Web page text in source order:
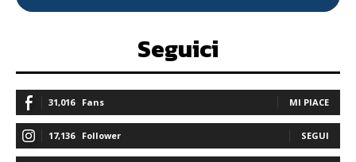
Seguici
31,016 Fans MI PIACE
17,136 Follower SEGUI